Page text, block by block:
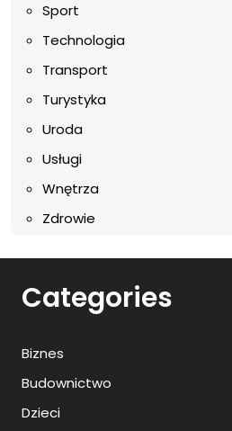
Sport
Technologia
Transport
Turystyka
Uroda
Usługi
Wnętrza
Zdrowie
Categories
Biznes
Budownictwo
Dzieci